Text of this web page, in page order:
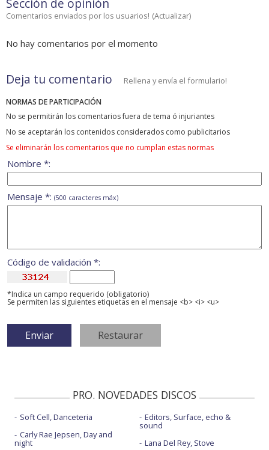
Sección de opinión
Comentarios enviados por los usuarios! (Actualizar)
No hay comentarios por el momento
Deja tu comentario Rellena y envía el formulario!
NORMAS DE PARTICIPACIÓN
No se permitirán los comentarios fuera de tema ó injuriantes
No se aceptarán los contenidos considerados como publicitarios
Se eliminarán los comentarios que no cumplan estas normas
Nombre *:
Mensaje *: (500 caracteres máx)
Código de validación *:
*Indica un campo requerido (obligatorio)
Se permiten las siguientes etiquetas en el mensaje <b> <i> <u>
PRO. NOVEDADES DISCOS
Soft Cell, Danceteria
Carly Rae Jepsen, Day and
night
Editors, Surface, echo &
sound
Lana Del Rey, Stove